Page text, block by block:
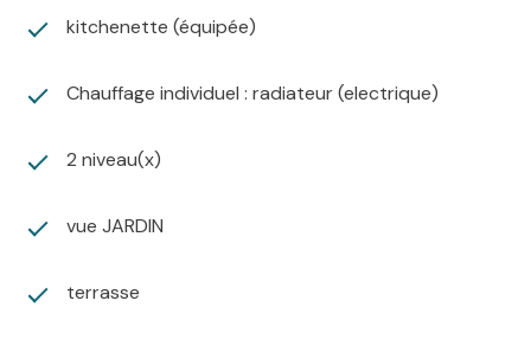
kitchenette (équipée)
Chauffage individuel : radiateur (electrique)
2 niveau(x)
vue JARDIN
terrasse